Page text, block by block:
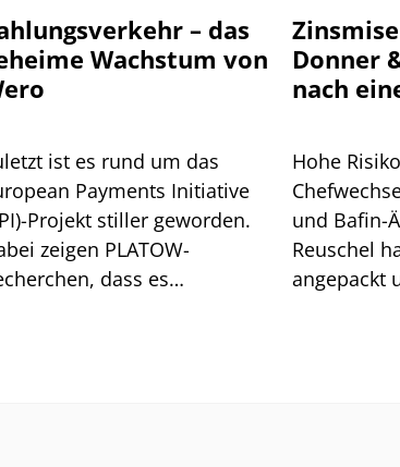
– das
Wachstum von
ist es rund um das
Payments Initiative
Projekt stiller geworden.
zeigen PLATOW-
dass es
Donner
nach
Hohe
und Bafin-
Reuschel
angepackt